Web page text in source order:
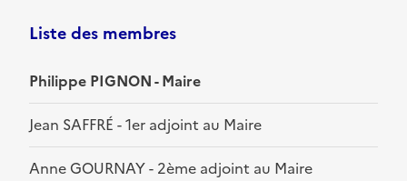
Liste des membres
Philippe PIGNON - Maire
Jean SAFFRÉ - 1er adjoint au Maire
Anne GOURNAY - 2ème adjoint au Maire